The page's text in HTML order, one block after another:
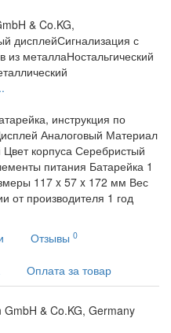
& Co.KG,
дисплейСигнализация с
металлаНостальгический
инструкция по
Аналоговый Материал
Цвет корпуса Серебристый
питания Батарейка 1
117 x 57 x 172 мм Вес
от производителя 1 год
Отзывы 0
Оплата за товар
GmbH & Co.KG, Germany